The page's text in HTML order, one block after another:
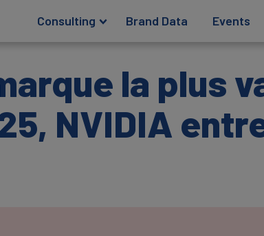
Consulting Brand Data Events
la plus
NVIDIA